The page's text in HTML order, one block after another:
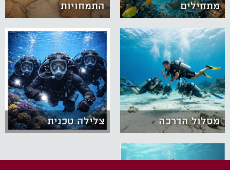
מתחילים התמחויות
מסלול הדרכה צלילה טכנית